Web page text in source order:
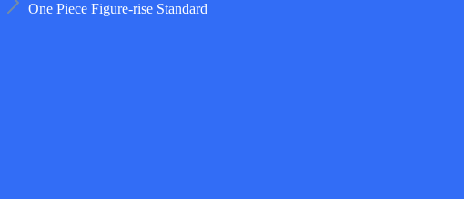
One Piece Figure-rise Standard